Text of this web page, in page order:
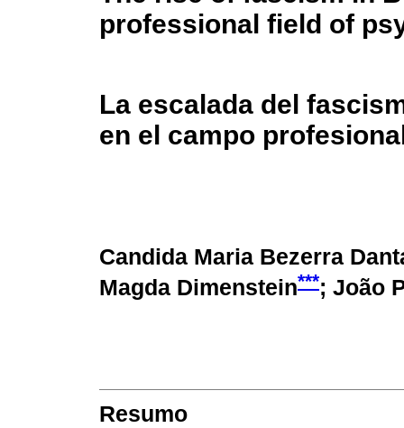
professional field of
La escalada del
en el campo
Candida Maria Bezerra
Magda Dimenstein***; João
Resumo